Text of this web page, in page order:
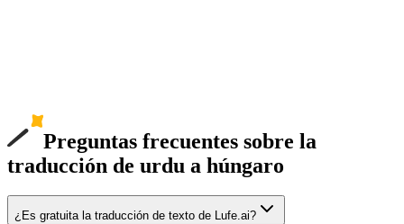
Preguntas frecuentes sobre la
traducción de urdu a húngaro
¿Es gratuita la traducción de texto de Lufe.ai?